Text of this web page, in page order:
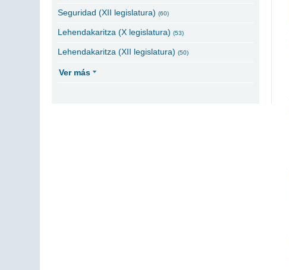
Seguridad (XII legislatura)(60)
Lehendakaritza (X legislatura)(53)
Lehendakaritza (XII legislatura)(50)
Ver más